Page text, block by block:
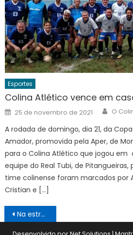
Esportes
Colina Atlético vence em
Posted
on
25 de novembro de 2021 O
A rodada de domingo, dia 21, da
Amador, promovida pela Aper, de
para o Colina Atlético que jogou em
equipe do Real Tubi, de Pitangueiras,
time colinense foram marcados por
Cristian e […]
Navegação
de
Na estreia do novo técnico, Corinthians volta a vencer no Paulistão